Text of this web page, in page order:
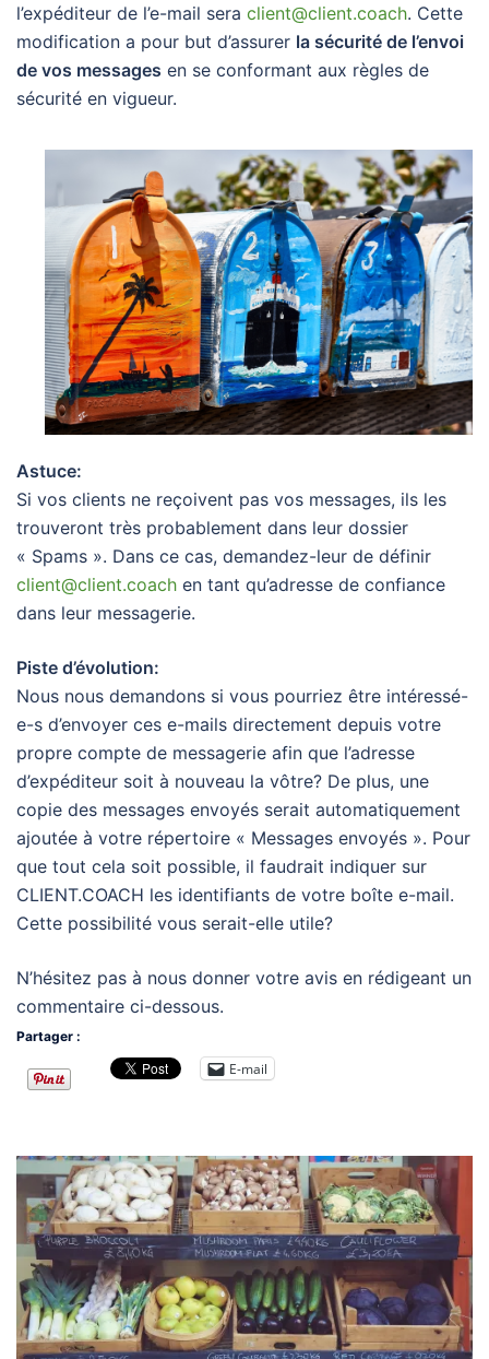
l’expéditeur de l’e-mail sera client@client.coach. Cette
modification a pour but d’assurer la sécurité de l’envoi
de vos messages en se conformant aux règles de
sécurité en vigueur.
Astuce:
Si vos clients ne reçoivent pas vos messages, ils les
trouveront très probablement dans leur dossier
« Spams ». Dans ce cas, demandez-leur de définir
client@client.coach en tant qu’adresse de confiance
dans leur messagerie.
Piste d’évolution:
Nous nous demandons si vous pourriez être intéressé-
e-s d’envoyer ces e-mails directement depuis votre
propre compte de messagerie afin que l’adresse
d’expéditeur soit à nouveau la vôtre? De plus, une
copie des messages envoyés serait automatiquement
ajoutée à votre répertoire « Messages envoyés ». Pour
que tout cela soit possible, il faudrait indiquer sur
CLIENT.COACH les identifiants de votre boîte e-mail.
Cette possibilité vous serait-elle utile?
N’hésitez pas à nous donner votre avis en rédigeant un
commentaire ci-dessous.
Partager :
E-mail